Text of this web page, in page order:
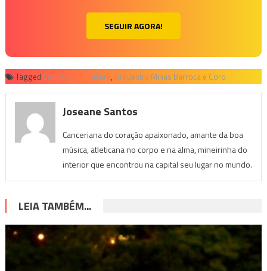
SEGUIR AGORA!
Tagged Casa Fiat de Cultura, Orquestra Minas Barroca e Coro
Joseane Santos
Canceriana do coração apaixonado, amante da boa
música, atleticana no corpo e na alma, mineirinha do
interior que encontrou na capital seu lugar no mundo.
LEIA TAMBÉM...